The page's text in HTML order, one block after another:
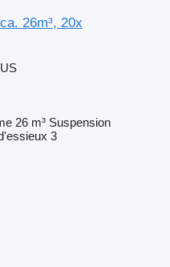
26m³, 20x
26 m³ Suspension
3